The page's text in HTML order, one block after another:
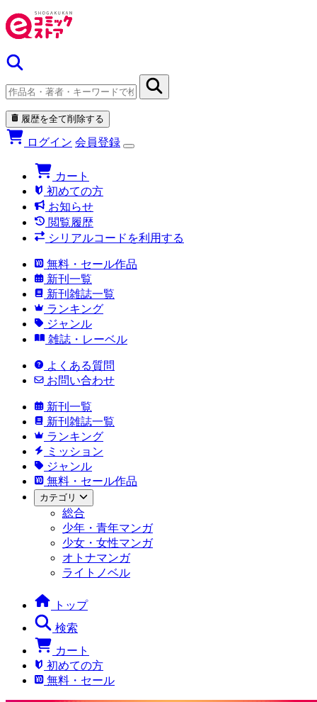
履歴を全て削除する
ログイン 会員登録
カート
初めての方
お知らせ
閲覧履歴
シリアルコードを利用する
無料・セール作品
新刊一覧
新刊雑誌一覧
ランキング
ジャンル
雑誌・レーベル
よくある質問
お問い合わせ
新刊一覧
新刊雑誌一覧
ランキング
ミッション
ジャンル
無料・セール作品
カテゴリ
総合
少年・青年マンガ
少女・女性マンガ
オトナマンガ
ライトノベル
トップ
検索
カート
初めての方
無料・セール